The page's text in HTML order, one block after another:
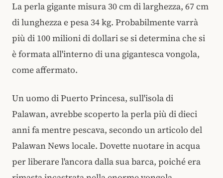
La perla gigante misura 30 cm di larghezza, 67 cm
di lunghezza e pesa 34 kg. Probabilmente varrà
più di 100 milioni di dollari se si determina che si
è formata all'interno di una gigantesca vongola,
come affermato.
Un uomo di Puerto Princesa, sull'isola di
Palawan, avrebbe scoperto la perla più di dieci
anni fa mentre pescava, secondo un articolo del
Palawan News locale. Dovette nuotare in acqua
per liberare l'ancora dalla sua barca, poiché era